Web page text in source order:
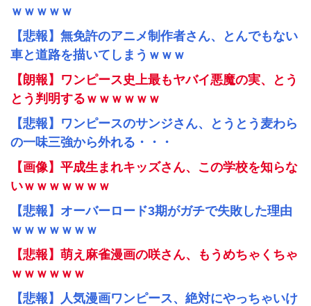
ｗｗｗｗｗ
【悲報】無免許のアニメ制作者さん、とんでもない
車と道路を描いてしまうｗｗｗ
【朗報】ワンピース史上最もヤバイ悪魔の実、とう
とう判明するｗｗｗｗｗｗ
【悲報】ワンピースのサンジさん、とうとう麦わら
の一味三強から外れる・・・
【画像】平成生まれキッズさん、この学校を知らな
いｗｗｗｗｗｗｗ
【悲報】オーバーロード3期がガチで失敗した理由
ｗｗｗｗｗｗｗ
【悲報】萌え麻雀漫画の咲さん、もうめちゃくちゃ
ｗｗｗｗｗｗ
【悲報】人気漫画ワンピース、絶対にやっちゃいけ